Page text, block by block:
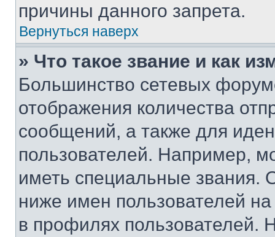
причины данного запрета.
Вернуться наверх
» Что такое звание и как
Большинство сетевых
отображения количества
сообщений, а также для
пользователей. Например,
иметь специальные звания.
ниже имен пользователей
в профилях